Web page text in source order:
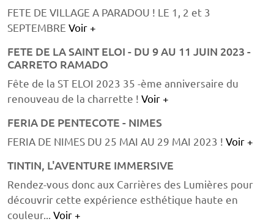
FETE DE VILLAGE A PARADOU ! LE 1, 2 et 3
SEPTEMBRE Voir +
FETE DE LA SAINT ELOI - DU 9 AU 11 JUIN 2023 -
CARRETO RAMADO
Fête de la ST ELOI 2023 35 -ème anniversaire du
renouveau de la charrette ! Voir +
FERIA DE PENTECOTE - NIMES
FERIA DE NIMES DU 25 MAI AU 29 MAI 2023 ! Voir +
TINTIN, L'AVENTURE IMMERSIVE
Rendez-vous donc aux Carrières des Lumières pour
découvrir cette expérience esthétique haute en
couleur... Voir +